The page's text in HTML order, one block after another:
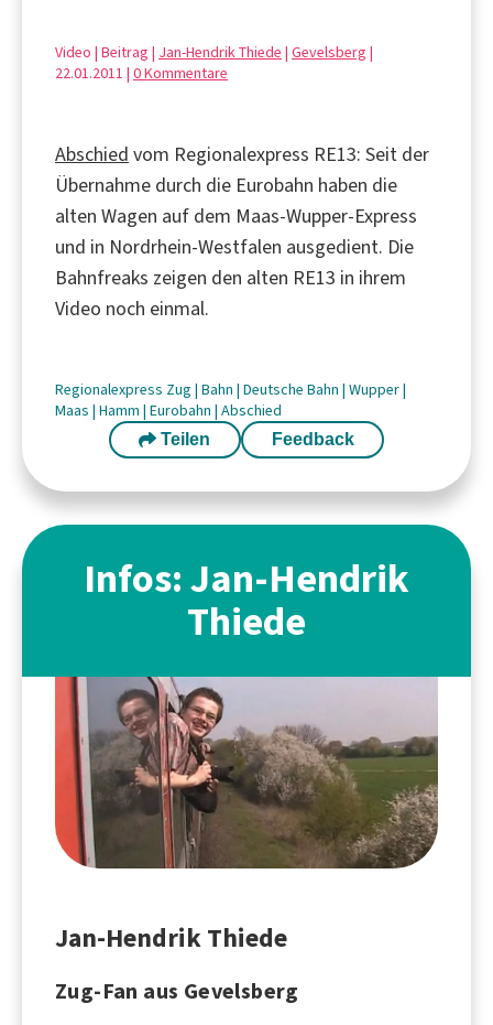
Video | Beitrag | Jan-Hendrik Thiede | Gevelsberg |
22.01.2011 | 0 Kommentare
Abschied vom Regionalexpress RE13: Seit der
Übernahme durch die Eurobahn haben die
alten Wagen auf dem Maas-Wupper-Express
und in Nordrhein-Westfalen ausgedient. Die
Bahnfreaks zeigen den alten RE13 in ihrem
Video noch einmal.
Regionalexpress Zug | Bahn | Deutsche Bahn | Wupper|
Maas | Hamm | Eurobahn | Abschied
Teilen Feedback
Infos: Jan-Hendrik
Thiede
Jan-Hendrik Thiede
Zug-Fan aus Gevelsberg